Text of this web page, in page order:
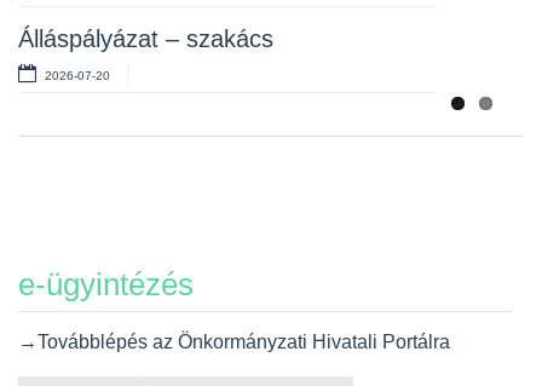
Álláspályázat – szakács
2026-07-20
e-ügyintézés
→Továbblépés az Önkormányzati Hivatali Portálra